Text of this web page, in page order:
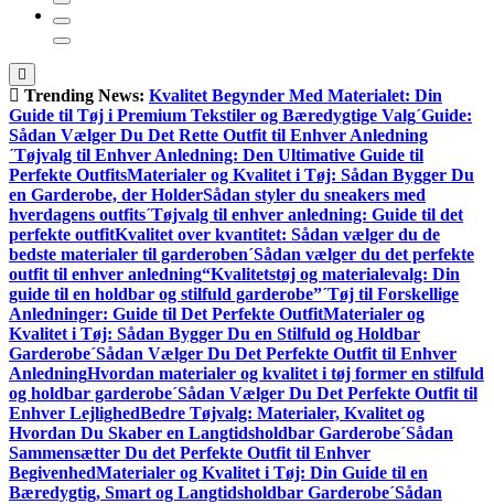
Trending News: Kvalitet Begynder Med Materialet: Din
Guide til Tøj i Premium Tekstiler og Bæredygtige Valg´Guide:
Sådan Vælger Du Det Rette Outfit til Enhver Anledning
´Tøjvalg til Enhver Anledning: Den Ultimative Guide til
Perfekte OutfitsMaterialer og Kvalitet i Tøj: Sådan Bygger Du
en Garderobe, der HolderSådan styler du sneakers med
hverdagens outfits´Tøjvalg til enhver anledning: Guide til det
perfekte outfitKvalitet over kvantitet: Sådan vælger du de
bedste materialer til garderoben´Sådan vælger du det perfekte
outfit til enhver anledning“Kvalitetstøj og materialevalg: Din
guide til en holdbar og stilfuld garderobe”´Tøj til Forskellige
Anledninger: Guide til Det Perfekte OutfitMaterialer og
Kvalitet i Tøj: Sådan Bygger Du en Stilfuld og Holdbar
Garderobe´Sådan Vælger Du Det Perfekte Outfit til Enhver
AnledningHvordan materialer og kvalitet i tøj former en stilfuld
og holdbar garderobe´Sådan Vælger Du Det Perfekte Outfit til
Enhver LejlighedBedre Tøjvalg: Materialer, Kvalitet og
Hvordan Du Skaber en Langtidsholdbar Garderobe´Sådan
Sammensætter Du det Perfekte Outfit til Enhver
BegivenhedMaterialer og Kvalitet i Tøj: Din Guide til en
Bæredygtig, Smart og Langtidsholdbar Garderobe´Sådan